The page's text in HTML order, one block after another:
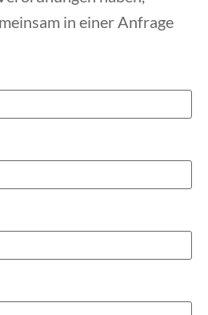
in einer Anfrage